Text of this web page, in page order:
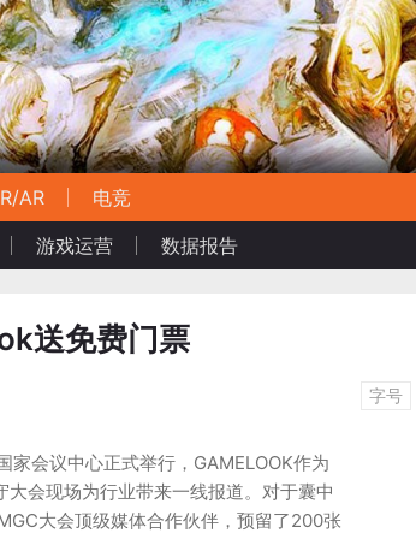
AR
电竞
游戏运营 数据报告
送免费门票
字号
会议中心正式举行，GAMELOOK作为
会现场为行业带来一线报道。对于囊中
大会顶级媒体合作伙伴，预留了200张